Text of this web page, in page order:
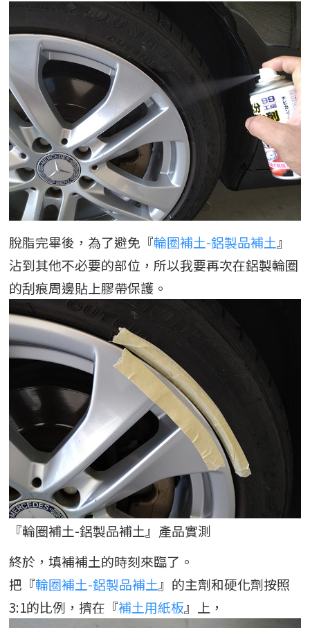
脫脂完畢後，為了避免『輪圈補土-鋁製品補土』
沾到其他不必要的部位，所以我要再次在鋁製輪圈
的刮痕周邊貼上膠帶保護。
『輪圈補土-鋁製品補土』產品實測
終於，填補補土的時刻來臨了。
把『輪圈補土-鋁製品補土』的主劑和硬化劑按照
3:1的比例，擠在『補土用紙板』上，